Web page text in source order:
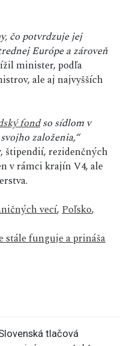
čo potvrdzuje jej
Európe a zároveň
minister, podľa
ale aj najvyšších
fondso sídlom v
založenia,“
štipendií, rezidenčných
v rámci krajín V4, ale
vecí,Poľsko,
stále funguje a prináša
tlačová